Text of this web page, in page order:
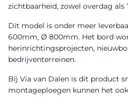
zichtbaarheid, zowel overdag als
Dit model is onder meer
600mm, Ø 800mm. Het bord
herinrichtingsprojecten,
bedrijventerreinen.
Bij Via van Dalen is dit product
montageploegen kunnen het